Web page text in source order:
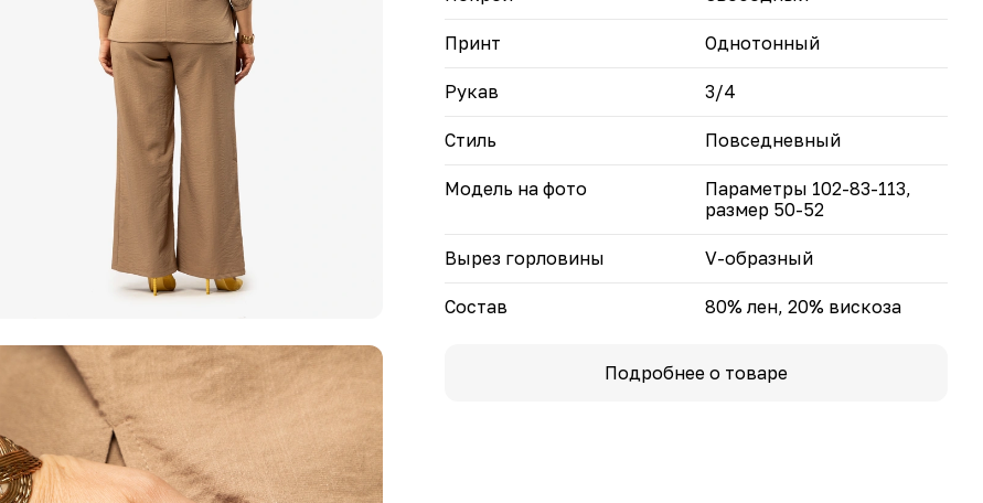
Принт Однотонный
Рукав 3/4
Стиль Повседневный
Модель на фото
Параметры 102-83-113,
размер 50-52
Вырез горловины V-образный
Состав 80% лен, 20% вискоза
Подробнее о товаре